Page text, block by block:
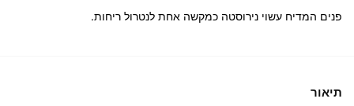
פנים המדיח עשוי נירוסטה כמקשה אחת לנטרול ריחות.
תיאור